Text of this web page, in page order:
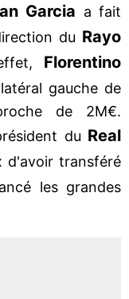
Garcia a fait
du Rayo
Florentino
gauche de
de 2M€.
du Real
d'avoir transféré
les grandes